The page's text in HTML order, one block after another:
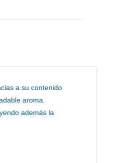
a su contenido
aroma.
además la